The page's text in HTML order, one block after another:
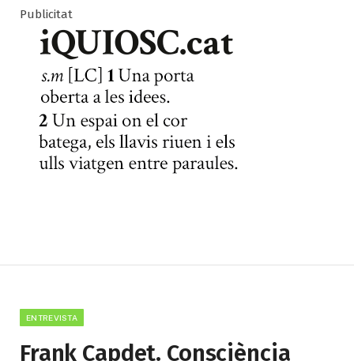
Publicitat
ENTREVISTA
Frank Capdet. Consciència